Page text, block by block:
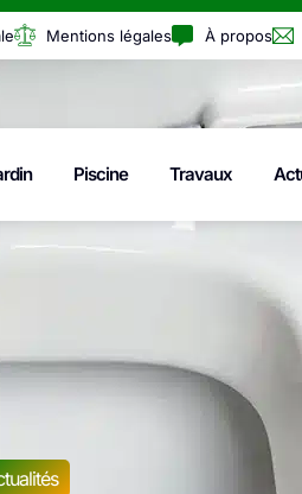
Mentions légales À propos
Piscine Travaux